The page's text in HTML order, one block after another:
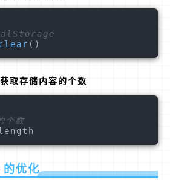
取存储内容的个数
个数
优化